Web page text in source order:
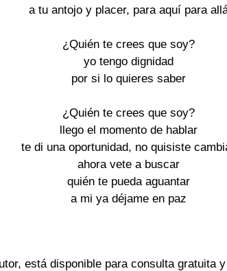
a tu antojo y placer, para aquí para
¿Quién te crees que soy?
yo tengo dignidad
por si lo quieres saber
¿Quién te crees que soy?
llego el momento de hablar
te di una oportunidad, no quisiste
ahora vete a buscar
quién te pueda aguantar
a mi ya déjame en paz
está disponible para consulta gratuita